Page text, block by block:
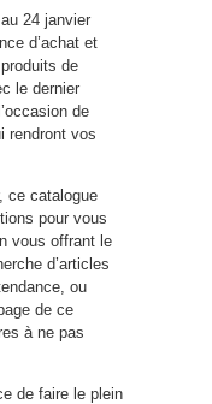
24 janvier
d’achat et
de
le dernier
de
rendront vos
ce catalogue
pour vous
vous offrant le
d’articles
ou
de ce
à ne pas
de faire le plein